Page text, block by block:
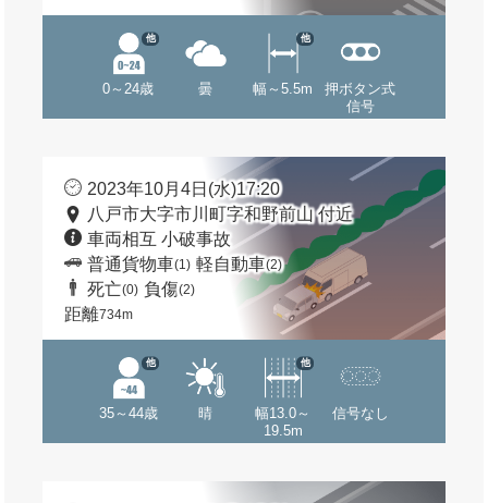
0～24歳
他
曇 幅～5.5m
他
押ボタン式
信号
2023年10月4日(水)17:20
八戸市大字市川町字和野前山 付近
車両相互 小破事故
普通貨物車(1) 軽自動車(2)
死亡(0) 負傷(2)
距離734m
35～44歳
他
晴
幅13.0～
19.5m
他
信号なし